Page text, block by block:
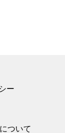
ー
ついて